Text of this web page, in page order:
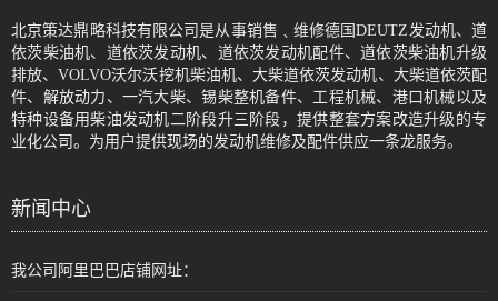
北京策达鼎略科技有限公司是从事销售﹑维修德国DEUTZ发动机、道
依茨柴油机、道依茨发动机、道依茨发动机配件、道依茨柴油机升级
排放、VOLVO沃尔沃挖机柴油机、大柴道依茨发动机、大柴道依茨配
件、解放动力、一汽大柴、锡柴整机备件、工程机械、港口机械以及
特种设备用柴油发动机二阶段升三阶段，提供整套方案改造升级的专
业化公司。为用户提供现场的发动机维修及配件供应一条龙服务。
新闻中心
我公司阿里巴巴店铺网址：